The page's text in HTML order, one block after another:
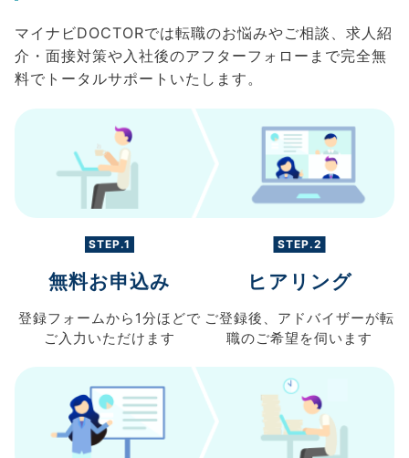
マイナビDOCTORでは転職のお悩みやご相談、求人紹
介・面接対策や入社後のアフターフォローまで完全無
料でトータルサポートいたします。
STEP.1
無料お申込み
登録フォームから 1分ほどで
ご入力 いただけます
STEP.2
ヒアリング
ご登録後、 アドバイザーが転
職のご希望を伺います